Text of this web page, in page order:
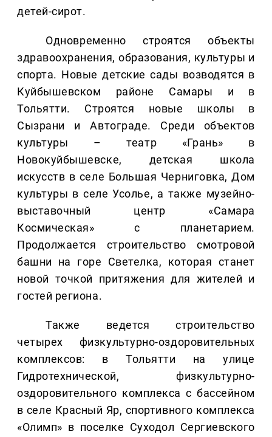
детей-сирот.
Одновременно строятся объекты
здравоохранения, образования, культуры и
спорта. Новые детские сады возводятся в
Куйбышевском районе Самары и в
Тольятти. Строятся новые школы в
Сызрани и Автограде. Среди объектов
культуры – театр «Грань» в
Новокуйбышевске, детская школа
искусств в селе Большая Черниговка, Дом
культуры в селе Усолье, а также музейно-
выставочный центр «Самара
Космическая» с планетарием.
Продолжается строительство смотровой
башни на горе Светелка, которая станет
новой точкой притяжения для жителей и
гостей региона.
Также ведется строительство
четырех физкультурно-оздоровительных
комплексов: в Тольятти на улице
Гидротехнической, физкультурно-
оздоровительного комплекса с бассейном
в селе Красный Яр, спортивного комплекса
«Олимп» в поселке Суходол Сергиевского